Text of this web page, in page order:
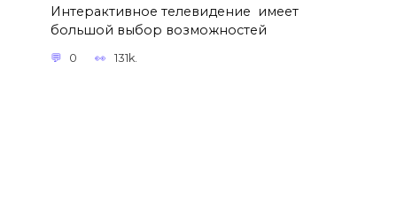
Интерактивное телевидение имеет
большой выбор возможностей
0 131k.